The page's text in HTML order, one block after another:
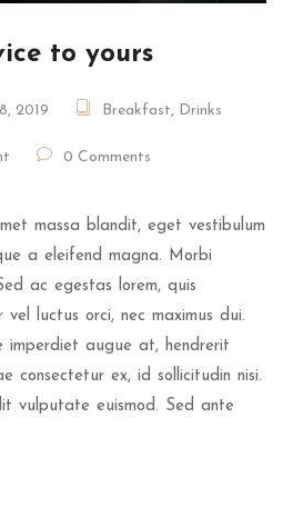
to yours
2019 Breakfast, Drinks
0 Comments
massa blandit, eget vestibulum
a eleifend magna. Morbi
ac egestas lorem, quis
luctus orci, nec maximus dui.
imperdiet augue at, hendrerit
consectetur ex, id sollicitudin nisi.
vulputate euismod. Sed ante